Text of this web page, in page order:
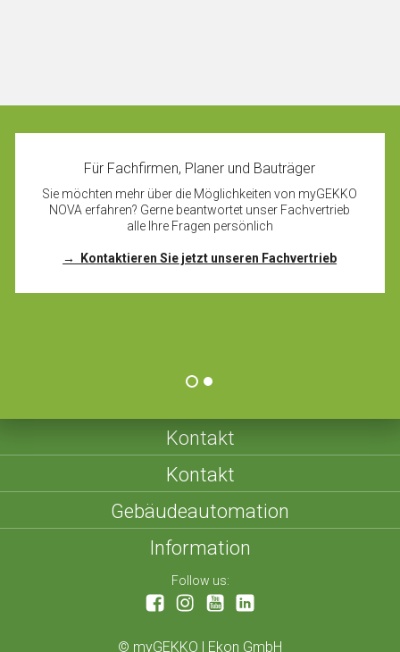
Für Fachfirmen, Planer und Bauträger
Sie möchten mehr über die Möglichkeiten von myGEKKO
NOVA erfahren? Gerne beantwortet unser Fachvertrieb
alle Ihre Fragen persönlich
→ Kontaktieren Sie jetzt unseren Fachvertrieb
Kontakt
Kontakt
Gebäudeautomation
Information
Follow us:
© myGEKKO | Ekon GmbH